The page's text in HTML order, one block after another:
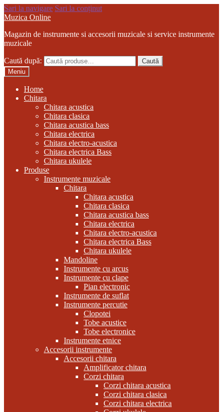
Sari la navigare Sari la conținut
Muzica Online
Magazin de instrumente si accesorii muzicale si service instrumente
muzicale
Caută după:
Caută
Meniu
Home
Chitara
Chitara acustica
Chitara clasica
Chitara acustica bass
Chitara electrica
Chitara electro-acustica
Chitara electrica Bass
Chitara ukulele
Produse
Instrumente muzicale
Chitara
Chitara acustica
Chitara clasica
Chitara acustica bass
Chitara electrica
Chitara electro-acustica
Chitara electrica Bass
Chitara ukulele
Mandoline
Instrumente cu arcus
Instrumente cu clape
Pian electronic
Instrumente de suflat
Instrumente percutie
Clopotei
Tobe acustice
Tobe electronice
Instrumente etnice
Accesorii instrumente
Accesorii chitara
Amplificator chitara
Corzi chitara
Corzi chitara acustica
Corzi chitara clasica
Corzi chitara electrica